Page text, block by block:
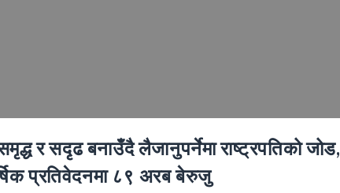
र सदृढ बनाउँदै लैजानुपर्नेमा राष्ट्रपतिको जोड,
प्रतिवेदनमा ८९ अरब बेरुजु